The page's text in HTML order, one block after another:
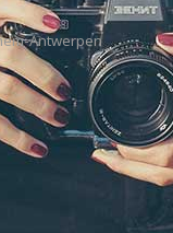
Antwerpen